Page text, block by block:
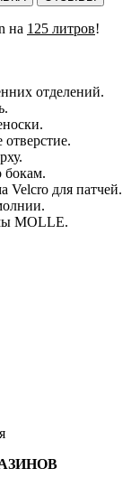
на 125 литров!
отделений.
бокам.
Velcro для патчей.
MOLLE.